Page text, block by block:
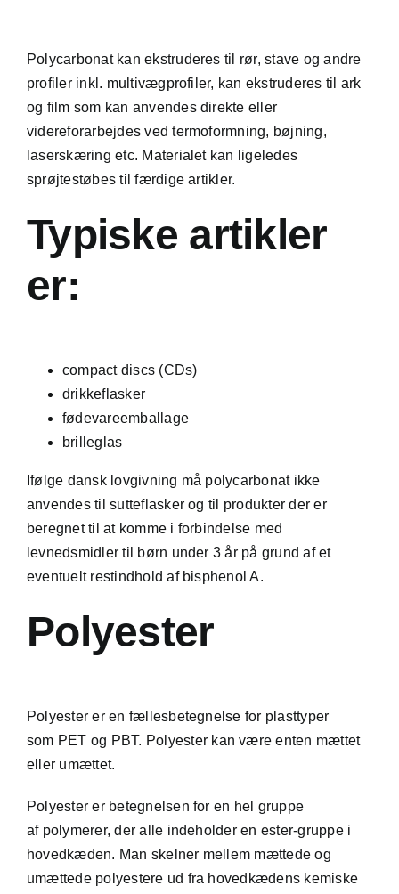
Polycarbonat kan ekstruderes til rør, stave og andre
profiler inkl. multivægprofiler, kan ekstruderes til ark
og film som kan anvendes direkte eller
videreforarbejdes vedtermoformning, bøjning,
laserskæring etc. Materialet kan ligeledes
sprøjtestøbes til færdige artikler.
Typiske artikler
er:
compact discs (CDs)
drikkeflasker
fødevareemballage
brilleglas
Ifølge dansk lovgivning må polycarbonat ikke
anvendes til sutteflasker og til produkter der er
beregnet til at komme i forbindelse med
levnedsmidler til børn under 3 år på grund af et
eventuelt restindhold af bisphenol A.
Polyester
Polyester er en fællesbetegnelse for plasttyper
som PET og PBT. Polyester kan være enten mættet
eller umættet.
Polyester er betegnelsen for en hel gruppe
af polymerer, der alle indeholder en ester-gruppe i
hovedkæden. Man skelner mellem mættede og
umættede polyestere ud fra hovedkædens kemiske